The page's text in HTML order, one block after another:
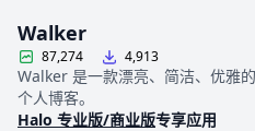
Walker
87,274 4,913
Walker 是一款漂亮、简洁、优雅
个人博客。
Halo 专业版/商业版专享应用